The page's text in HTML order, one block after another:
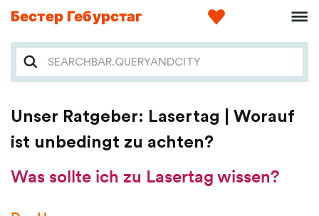
Бестер Гебурстаг
Unser Ratgeber: Lasertag | Worauf
ist unbedingt zu achten?
Was sollte ich zu Lasertag wissen?